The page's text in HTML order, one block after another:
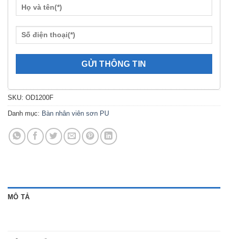
SKU: OD1200F
Danh mục: Bàn nhân viên sơn PU
MÔ TẢ